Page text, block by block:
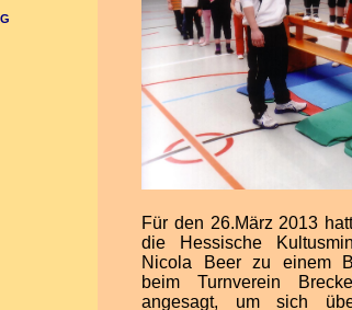
Für den 26.März 2013
die Hessische
Nicola Beer zu einem
beim Turnverein
angesagt, um sich